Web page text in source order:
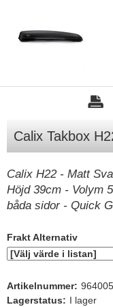
Garmin
Humminbird
B&G
Båttillbehör
Hummertina
Varta - Batterier
CTEK - Batteriladdare
Kamasa Tools - Verktyg
Calix Takbox
Calix H22 - Matt
Höjd 39cm - Volym
båda sidor - Quick
Frakt Alternativ
Artikelnummer: 964005
Lagerstatus: I lager